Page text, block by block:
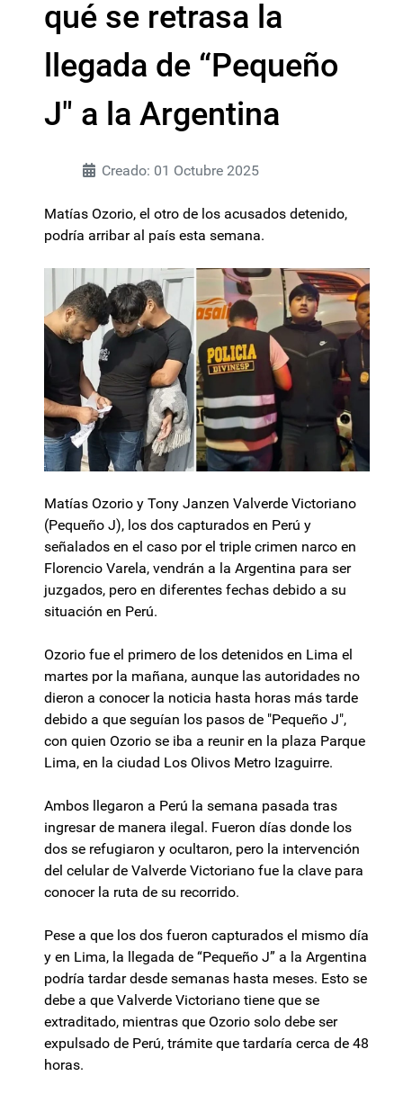
qué se retrasa la
llegada de “Pequeño
J" a la Argentina
Creado: 01 Octubre 2025
Matías Ozorio, el otro de los acusados detenido,
podría arribar al país esta semana.
Matías Ozorio y Tony Janzen Valverde Victoriano
(Pequeño J), los dos capturados en Perú y
señalados en el caso por el triple crimen narco en
Florencio Varela, vendrán a la Argentina para ser
juzgados, pero en diferentes fechas debido a su
situación en Perú.
Ozorio fue el primero de los detenidos en Lima el
martes por la mañana, aunque las autoridades no
dieron a conocer la noticia hasta horas más tarde
debido a que seguían los pasos de "Pequeño J",
con quien Ozorio se iba a reunir en la plaza Parque
Lima, en la ciudad Los Olivos Metro Izaguirre.
Ambos llegaron a Perú la semana pasada tras
ingresar de manera ilegal. Fueron días donde los
dos se refugiaron y ocultaron, pero la intervención
del celular de Valverde Victoriano fue la clave para
conocer la ruta de su recorrido.
Pese a que los dos fueron capturados el mismo día
y en Lima, la llegada de “Pequeño J” a la Argentina
podría tardar desde semanas hasta meses. Esto se
debe a que Valverde Victoriano tiene que se
extraditado, mientras que Ozorio solo debe ser
expulsado de Perú, trámite que tardaría cerca de 48
horas.